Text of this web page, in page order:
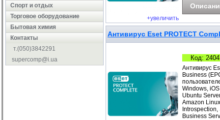
Cпорт и отдых
Торговое оборудование
Бытовая химия
Контакты
т.(050)3842291
supercomp@i.ua
+увеличить
Антивирус Eset PROTECT
Код:
Антивирус
Business
Windows,
Ubuntu
Amazon
Business